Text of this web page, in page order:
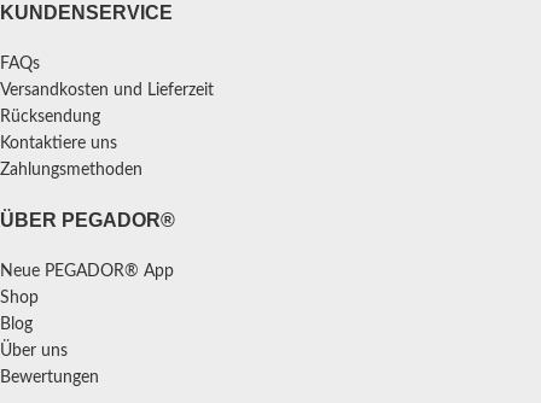
KUNDENSERVICE
FAQs
Versandkosten und Lieferzeit
Rücksendung
Kontaktiere uns
Zahlungsmethoden
ÜBER PEGADOR®
Neue PEGADOR® App
Shop
Blog
Über uns
Bewertungen